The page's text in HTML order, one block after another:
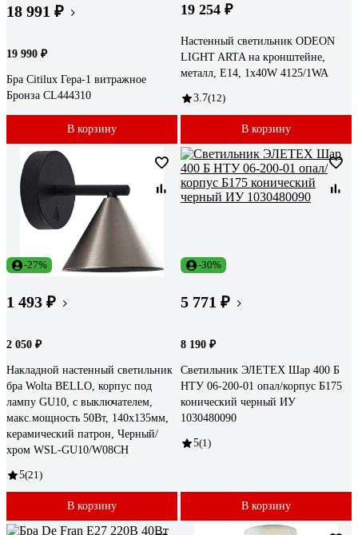
18 991 ₽
19 990 ₽
Бра Citilux Гера-1 витражное
Бронза CL444310
В корзину
19 254 ₽
Настенный светильник ODEON
LIGHT ARTA на кронштейне,
металл, E14, 1х40W 4125/1WA
3.7(12)
В корзину
-27%
1 493 ₽
2 050 ₽
Накладной настенный светильник
бра Wolta BELLO, корпус под
лампу GU10, с выключателем,
макс.мощность 50Вт, 140х135мм,
керамический патрон, Черный/
хром WSL-GU10/W08CH
5(21)
В корзину
-30%
5 771 ₽
8 190 ₽
Светильник ЭЛЕТЕХ Шар 400 Б
НТУ 06-200-01 опал/корпус Б175
конический черный ИУ
1030480090
5(1)
В корзину